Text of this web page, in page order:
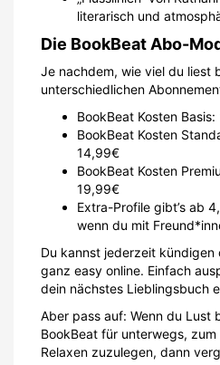
literarisch und
Die BookBeat Abo-
Je nachdem, wie viel du liest
unterschiedlichen
BookBeat Kosten
BookBeat Kosten
14,99€
BookBeat Kosten
19,99€
Extra-Profile gibt’s ab
wenn du mit
Du kannst jederzeit kündigen
ganz easy online. Einfach
dein nächstes Lieblingsbuch
Aber pass auf: Wenn du Lust
BookBeat für unterwegs,
Relaxen zuzulegen, dann